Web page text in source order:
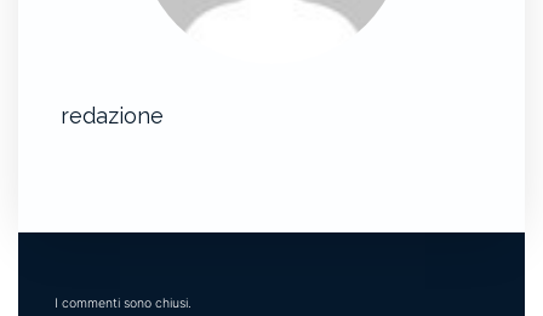
redazione
I commenti sono chiusi.